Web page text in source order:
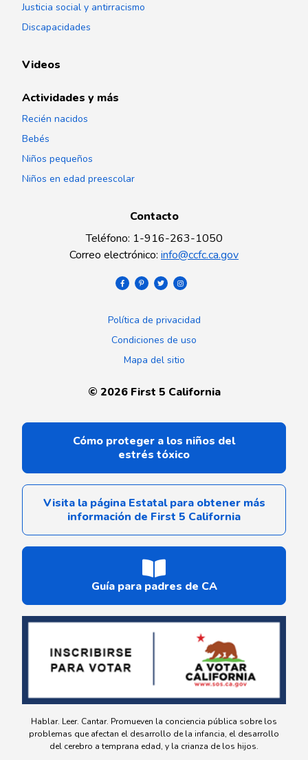
Justicia social y antirracismo
Discapacidades
Videos
Actividades y más
Recién nacidos
Bebés
Niños pequeños
Niños en edad preescolar
Contacto
Teléfono: 1-916-263-1050
Correo electrónico: info@ccfc.ca.gov
Política de privacidad
Condiciones de uso
Mapa del sitio
© 2026First 5 California
Cómo proteger a los niños del
estrés tóxico
Visita la página Estatal para obtener más
información de First 5 California
Guía para padres de CA
Hablar. Leer. Cantar. Promueven la conciencia pública sobre los
problemas que afectan el desarrollo de la infancia, el desarrollo
del cerebro a temprana edad, y la crianza de los hijos.